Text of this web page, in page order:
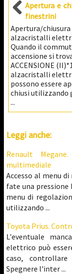
Apertura e
finestrini
Apertura/chiusura
alzacristalli
Quando il
accensione si
ACCENSIONE
alzacristalli
possono essere
chiusi utilizzando
...
Leggi anche:
Renault
multimediale
Accesso al menu
fate una pressione
menu di
utilizzando ...
Toyota Prius.
L'eventuale
elettrico può
caso,
Spegnere l'inter ...